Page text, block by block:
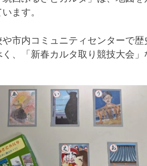
ます。
や市内コミュニティセンターで
く、「新春カルタ取り競技大会」